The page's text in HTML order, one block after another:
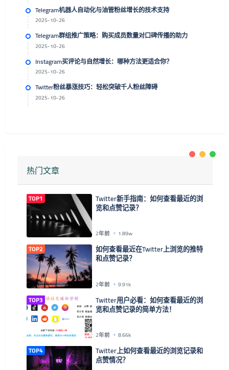
Telegram机器人自动化与油管粉丝增长的技术支持
2025-10-26
Telegram群组推广策略：购买成员数量对口碑传播的助力
2025-10-26
Instagram买评论与自然增长：哪种方法更适合你？
2025-10-26
Twitter粉丝暴涨技巧：轻松突破千人粉丝障碍
2025-10-26
热门文章
TOP1 Twitter新手指南：如何查看最近的浏
览和点赞记录？
2年前 1.89w
TOP2 如何查看最近在Twitter上浏览的推特
和点赞记录？
2年前 9.91k
TOP3 Twitter用户必看：如何查看最近的浏
览和点赞记录的简单方法！
2年前 8.66k
TOP4 Twitter上如何查看最近的浏览记录和
点赞情况？